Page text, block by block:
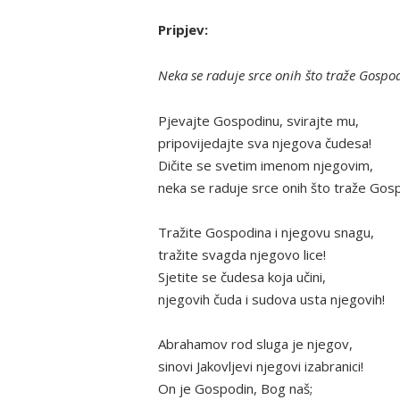
Pripjev:
Neka se raduje srce onih što traže
Pjevajte Gospodinu, svirajte mu,
pripovijedajte sva njegova čudesa!
Dičite se svetim imenom njegovim,
neka se raduje srce onih što traže
Tražite Gospodina i njegovu snagu,
tražite svagda njegovo lice!
Sjetite se čudesa koja učini,
njegovih čuda i sudova usta njegovih!
Abrahamov rod sluga je njegov,
sinovi Jakovljevi njegovi izabranici!
On je Gospodin, Bog naš;